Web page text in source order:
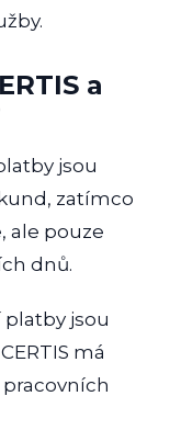
a
jsou
zatímco
ale pouze
dnů.
jsou
má